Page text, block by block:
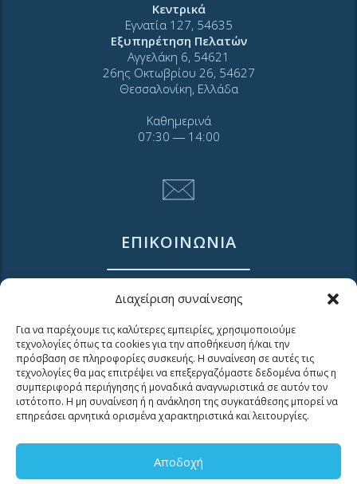
Διαχείριση συναίνεσης
Για να παρέχουμε τις καλύτερες εμπειρίες, χρησιμοποιούμε
τεχνολογίες όπως τα cookies για την αποθήκευση ή/και την
πρόσβαση σε πληροφορίες συσκευής. Η συναίνεση σε αυτές τις
τεχνολογίες θα μας επιτρέψει να επεξεργαζόμαστε δεδομένα όπως η
συμπεριφορά περιήγησης ή μοναδικά αναγνωριστικά σε αυτόν τον
ιστότοπο. Η μη συναίνεση ή η ανάκληση της συγκατάθεσης μπορεί να
επηρεάσει αρνητικά ορισμένα χαρακτηριστικά και λειτουργίες.
Αποδοχή
Κεντρικά
Εγνατία 127, 54635
Εξυπηρέτηση Πελατών
Αγγελάκη 6, 54621
26ης Οκτωβρίου 26, 54627
Θεσσαλονίκη, Ελλάδα
Καθημερινά
07:30 ― 14:00
ΕΠΙΚΟΙΝΩΝΙΑ
Τηλ. 2310 966600
για βλάβες καλέστε
11124
Επικοινωνία για καταναλωτές